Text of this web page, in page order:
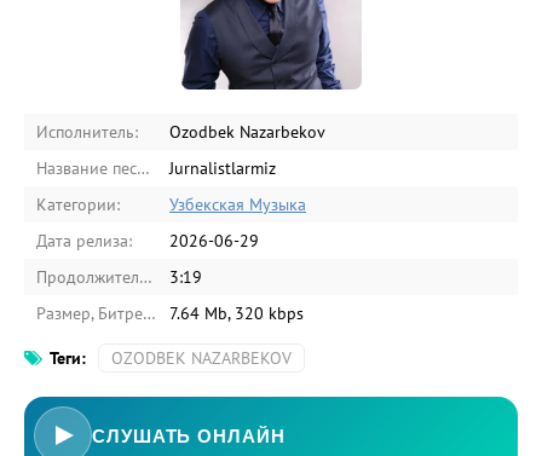
Исполнитель:
Ozodbek Nazarbekov
Название песни:
Jurnalistlarmiz
Категории:
Узбекская Музыка
Дата релиза:
2026-06-29
Продолжительность:
3:19
Размер, Битрейт:
7.64 Mb, 320 kbps
Теги: OZODBEK NAZARBEKOV
СЛУШАТЬ ОНЛАЙН